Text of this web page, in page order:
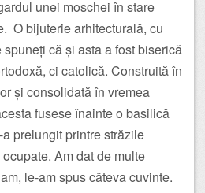
unei moschei în stare
O bijuterie arhitecturală, cu
spuneți că și asta a fost biserică
ci catolică. Construită în
și consolidată în vremea
fusese înainte o basilică
prelungit printre străzile
Am dat de multe
le-am spus câteva cuvinte.